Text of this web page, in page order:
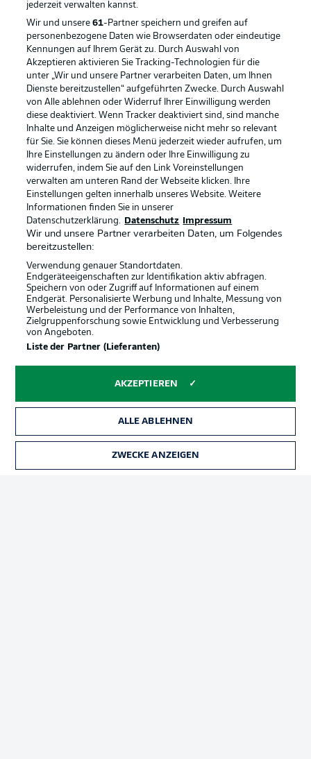
#BundesligaWIRKT
Common Ground
Mitfahrportal
BUNDESLIGA-GRUPPE
Sprachauswahl
Deutsch Anzeige Modus
Login
Football as it's meant to be
BUNDESLIGA APP
Offizielle Partner
Rechtliche Hinweise Voreinstellungen verwalten
jederzeit verwalten kannst.
Wir und unsere61-Partner speichern und greifen auf
personenbezogene Daten wie Browserdaten oder eindeutige
Kennungen auf Ihrem Gerät zu. Durch Auswahl von
Akzeptieren aktivieren Sie Tracking-Technologien für die
unter „Wir und unsere Partner verarbeiten Daten, um Ihnen
Dienste bereitzustellen“ aufgeführten Zwecke. Durch Auswahl
von Alle ablehnen oder Widerruf Ihrer Einwilligung werden
diese deaktiviert. Wenn Tracker deaktiviert sind, sind manche
Inhalte und Anzeigen möglicherweise nicht mehr so relevant
für Sie. Sie können dieses Menü jederzeit wieder aufrufen, um
Ihre Einstellungen zu ändern oder Ihre Einwilligung zu
widerrufen, indem Sie auf den Link Voreinstellungen
verwalten am unteren Rand der Webseite klicken. Ihre
Einstellungen gelten innerhalb unseres Website. Weitere
Informationen finden Sie in unserer
Datenschutzerklärung.
Datenschutz Impressum
Wir und unsere Partner verarbeiten Daten, um Folgendes
bereitzustellen:
Verwendung genauer Standortdaten.
Endgeräteeigenschaften zur Identifikation aktiv abfragen.
Speichern von oder Zugriff auf Informationen auf einem
Endgerät. Personalisierte Werbung und Inhalte, Messung von
Werbeleistung und der Performance von Inhalten,
Zielgruppenforschung sowie Entwicklung und Verbesserung
von Angeboten.
Liste der Partner (Lieferanten)
AKZEPTIEREN
ALLE ABLEHNEN
ZWECKE ANZEIGEN